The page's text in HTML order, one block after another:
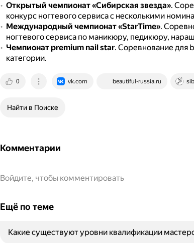
Открытый чемпионат «Сибирская звезда».
конкурс ногтевого сервиса с несколькими
Международный чемпионат «StarTime».
ногтевого сервиса по маникюру, педикюру,
Чемпионат premium nail star. Соревнование для
категории.
0 vk.com beautiful-russia.ru
Найти в Поиске
Комментарии
Войдите, чтобы комментировать
Ещё по теме
Какие существуют уровни квалификации